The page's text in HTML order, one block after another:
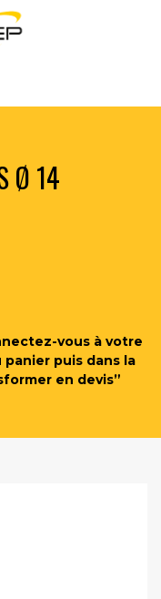
>
Ø 14
Ø 14
vous à votre
puis dans la
en devis”